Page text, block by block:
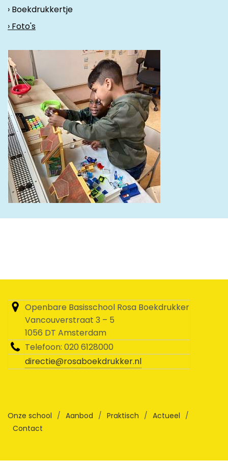
› Boekdrukkertje
› Foto's
Openbare Basisschool Rosa Boekdrukker
Vancouverstraat 3 – 5
1056 DT Amsterdam
Telefoon: 020 6128000
directie@rosaboekdrukker.nl
Onze school / Aanbod / Praktisch / Actueel /
Contact